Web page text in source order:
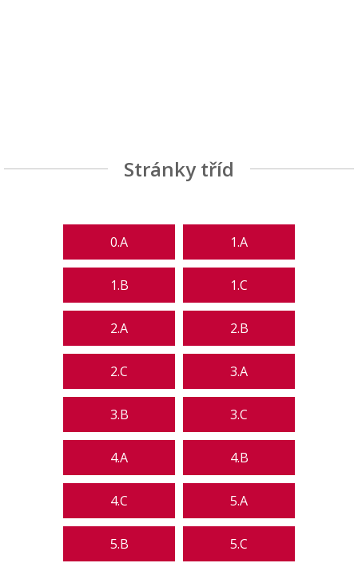
Stránky tříd
0.A 1.A
1.B 1.C
2.A 2.B
2.C 3.A
3.B 3.C
4.A 4.B
4.C 5.A
5.B 5.C